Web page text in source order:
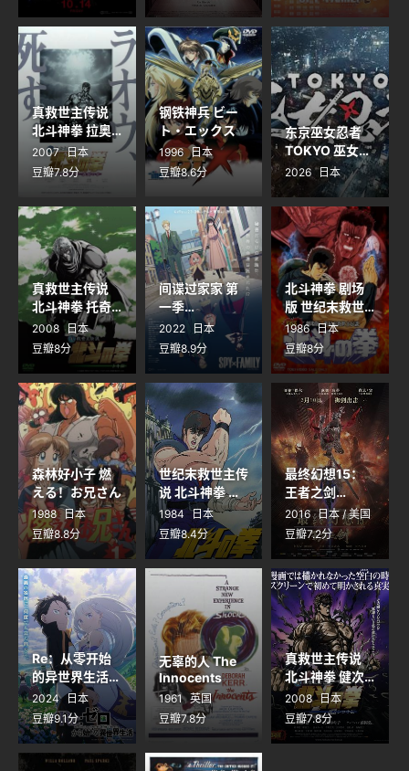
真救世主传说
北斗神拳 拉奥
传 激斗之章 真
救世主伝説 北
伝 激闘の章
2007 日本
豆瓣7.8分
钢铁神兵 ビー
ト・エックス
1996 日本
豆瓣8.6分
东京巫女忍者
TOKYO 巫女忍
者
2026 日本
真救世主传说
北斗神拳 托奇
传 真救世主伝
説 北斗の拳 ト
キ伝
2008 日本
豆瓣8分
间谍过家家 第
一季
SPY×FAMILY
2022
日本
豆瓣8.9分
北斗神拳 剧场
版 世纪末救世
主传说 北斗の
拳 旧剧场版
1986 日本
豆瓣8分
森林好小子 燃
える！お兄さん
1988 日本
豆瓣8.8分
世纪末救世主传
说 北斗神拳 世
紀末救世主伝説
北斗の拳
1984 日本
豆瓣8.4分
最终幻想15：
王者之剑
Kingsglaive
Final Fantasy
XV
2016 日本 / 美国
豆瓣7.2分
Re：从零开始
的异世界生活
第三季 Re:ゼロ
から始める異世
界生活 3rd
season
2024 日本
豆瓣9.1分
无辜的人 The
Innocents
1961 英国
豆瓣7.8分
真救世主传说
北斗神拳 健次
郎传 真救世主
伝説 北斗の拳
ZERO ケンシロ
2008 日本
豆瓣7.8分